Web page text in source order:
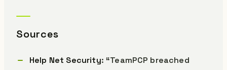
Sources
Help Net Security: “TeamPCP breached